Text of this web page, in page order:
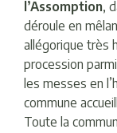
l’Assomption,
déroule en
allégorique très
procession
les messes en
commune
Toute la